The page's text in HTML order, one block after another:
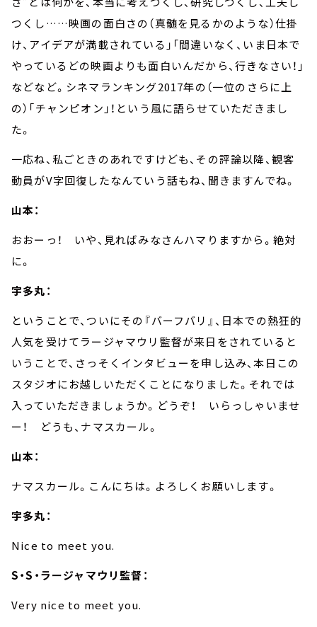
つくし……映画の面白さの（真髄を見るかのような）仕掛
け、アイデアが満載されている」「間違いなく、いま日本で
やっているどの映画よりも面白いんだから、行きなさい！」
などなど。シネマランキング2017年の（一位のさらに上
の）「チャンピオン」！という風に語らせていただきまし
た。
一応ね、私ごときのあれですけども、その評論以降、観客
動員がV字回復したなんていう話もね、聞きますんでね。
山本：
おおーっ！ いや、見ればみなさんハマりますから。絶対
に。
宇多丸：
ということで、ついにその『バーフバリ』、日本での熱狂的
人気を受けてラージャマウリ監督が来日をされていると
いうことで、さっそくインタビューを申し込み、本日この
スタジオにお越しいただくことになりました。それでは
入っていただきましょうか。どうぞ！ いらっしゃいませ
ー！ どうも、ナマスカール。
山本：
ナマスカール。こんにちは。よろしくお願いします。
宇多丸：
Nice to meet you.
S・S ・ラージャマウリ監督：
Very nice to meet you.